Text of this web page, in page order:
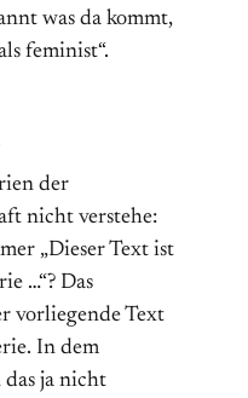
was da kommt,
feminist“.
der
nicht verstehe:
„Dieser Text ist
…“? Das
vorliegende Text
In dem
ja nicht